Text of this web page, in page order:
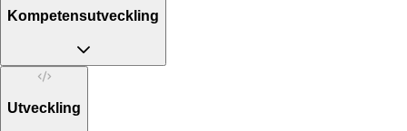
Kompetensutveckling
Utveckling